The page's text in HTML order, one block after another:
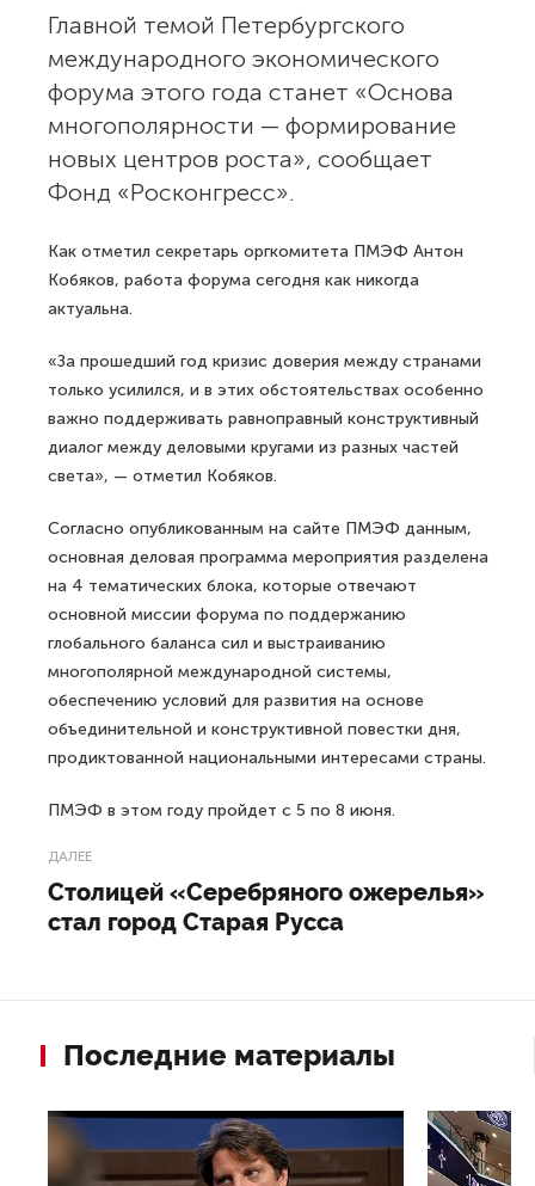
Главной темой Петербургского
международного экономического
форума этого года станет «Основа
многополярности — формирование
новых центров роста», сообщает
Фонд «Росконгресс».
Как отметил секретарь оргкомитета ПМЭФ Антон
Кобяков, работа форума сегодня как никогда
актуальна.
«За прошедший год кризис доверия между странами
только усилился, и в этих обстоятельствах особенно
важно поддерживать равноправный конструктивный
диалог между деловыми кругами из разных частей
света», — отметил Кобяков.
Согласно опубликованным на сайте ПМЭФ данным,
основная деловая программа мероприятия разделена
на 4 тематических блока, которые отвечают
основной миссии форума по поддержанию
глобального баланса сил и выстраиванию
многополярной международной системы,
обеспечению условий для развития на основе
объединительной и конструктивной повестки дня,
продиктованной национальными интересами страны.
ПМЭФ в этом году пройдет с 5 по 8 июня.
ДАЛЕЕ
Столицей «Серебряного ожерелья»
стал город Старая Русса
Последние материалы